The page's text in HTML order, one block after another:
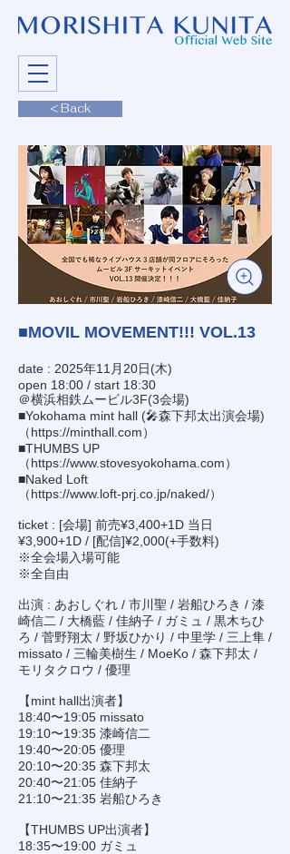
< Back
■MOVIL MOVEMENT!!! VOL.13
date : 2025年11月20日(木)
open 18:00 / start 18:30
＠横浜相鉄ムービル3F(3会場)
■Yokohama mint hall (🎤森下邦太出演会場)
（https://minthall.com）
■THUMBS UP
（https://www.stovesyokohama.com）
■Naked Loft
（https://www.loft-prj.co.jp/naked/）
ticket : [会場] 前売¥3,400+1D 当日
¥3,900+1D / [配信]¥2,000(+手数料)
※全会場入場可能
※全自由
出演 : あおしぐれ / 市川聖 / 岩船ひろき / 漆
崎信二 / 大橋藍 / 佳納子 / ガミュ / 黒木ちひ
ろ / 菅野翔太 / 野坂ひかり / 中里学 / 三上隼 /
missato / 三輪美樹生 / MoeKo / 森下邦太 /
モリタクロウ / 優理
【mint hall出演者】
18:40〜19:05 missato
19:10〜19:35 漆崎信二
19:40〜20:05 優理
20:10〜20:35 森下邦太
20:40〜21:05 佳納子
21:10〜21:35 岩船ひろき
【THUMBS UP出演者】
18:35〜19:00 ガミュ